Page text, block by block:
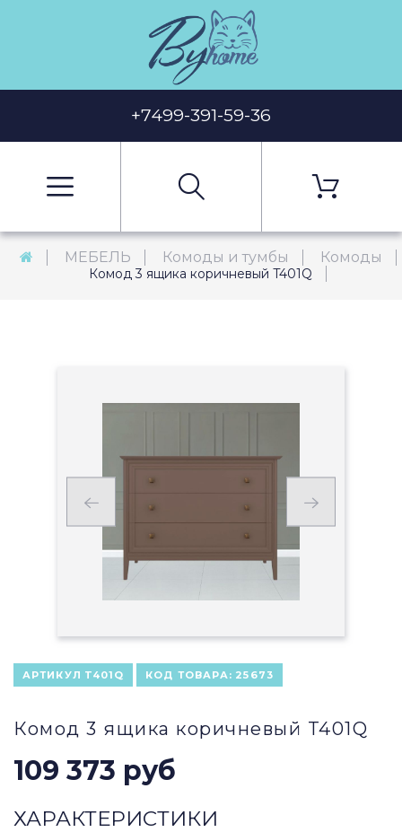
+7499-391-59-36
МЕБЕЛЬ Комоды и тумбы Комоды
Комод 3 ящика коричневый T401Q
АРТИКУЛ T401Q КОД ТОВАРА: 25673
Комод 3 ящика коричневый T401Q
109 373 руб
ХАРАКТЕРИСТИКИ